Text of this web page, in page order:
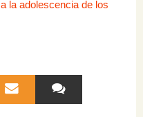
la adolescencia de los